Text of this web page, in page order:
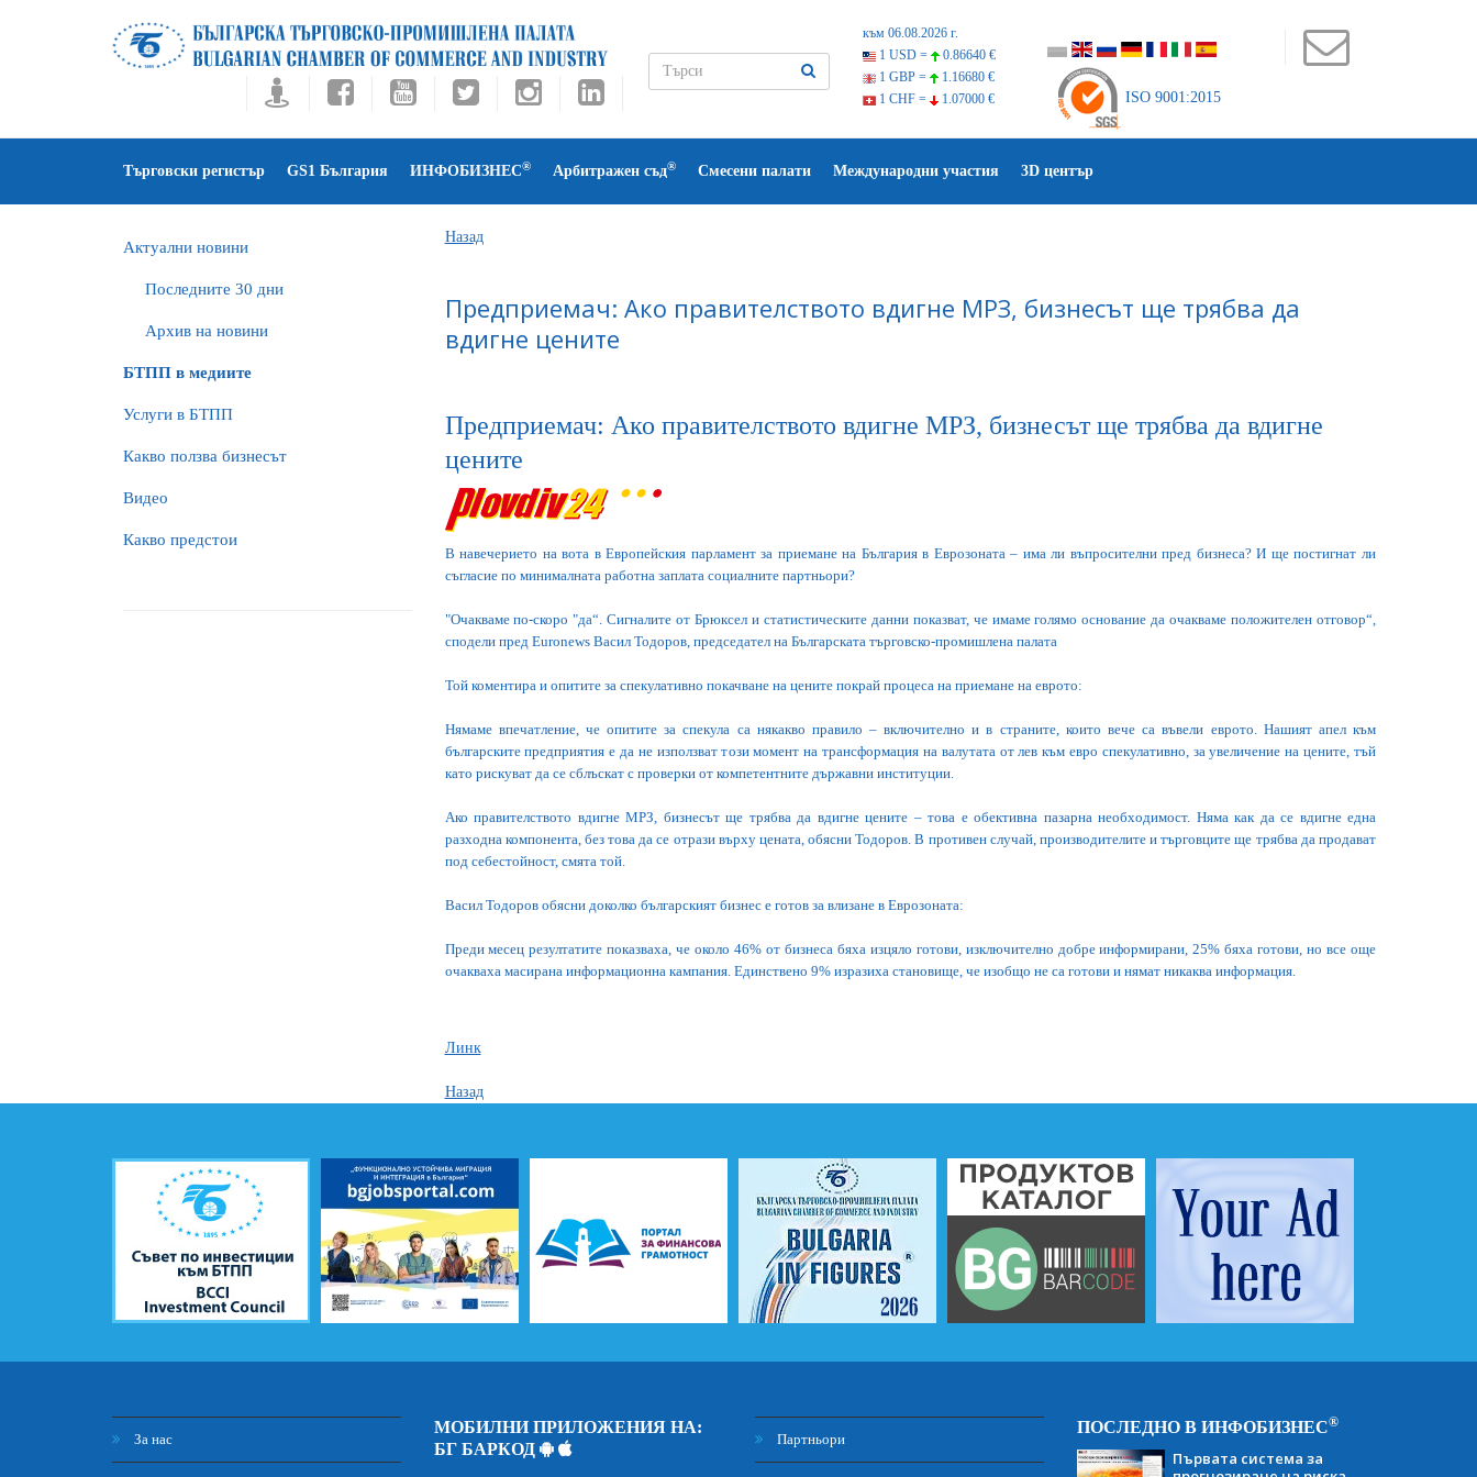
към 06.08.2026 г.
1 USD =
0.86640 €
1 GBP =
1.16680 €
1 CHF =
1.07000 € ISO 9001:2015
Търговски регистър GS1 България ИНФОБИЗНЕС® Арбитражен съд® Смесени палати Международни участия 3D център
Актуални новини
Последните 30 дни
Архив на новини
БTПП в медиите
Услуги в БТПП
Какво ползва бизнесът
Видео
Какво предстои
Назад
Предприемач: Ако правителството вдигне МРЗ, бизнесът ще трябва да
вдигне цените
Предприемач: Ако правителството вдигне МРЗ, бизнесът ще трябва да вдигне
цените
В навечерието на вота в Европейския парламент за приемане на България в Еврозоната – има ли въпросителни пред бизнеса? И ще постигнат ли
съгласие по минималната работна заплата социалните партньори?
"Очакваме по-скоро "да“. Сигналите от Брюксел и статистическите данни показват, че имаме голямо основание да очакваме положителен отговор“,
сподели пред Euronews Васил Тодоров, председател на Българската търговско-промишлена палата
Той коментира и опитите за спекулативно покачване на цените покрай процеса на приемане на еврото:
Нямаме впечатление, че опитите за спекула са някакво правило – включително и в страните, които вече са въвели еврото. Нашият апел към
българските предприятия е да не използват този момент на трансформация на валутата от лев към евро спекулативно, за увеличение на цените, тъй
като рискуват да се сблъскат с проверки от компетентните държавни институции.
Ако правителството вдигне МРЗ, бизнесът ще трябва да вдигне цените – това е обективна пазарна необходимост. Няма как да се вдигне една
разходна компонента, без това да се отрази върху цената, обясни Тодоров. В противен случай, производителите и търговците ще трябва да продават
под себестойност, смята той.
Васил Тодоров обясни доколко българският бизнес е готов за влизане в Еврозоната:
Преди месец резултатите показваха, че около 46% от бизнеса бяха изцяло готови, изключително добре информирани, 25% бяха готови, но все още
очакваха масирана информационна кампания. Единствено 9% изразиха становище, че изобщо не са готови и нямат никаква информация.
Линк
Назад
За нас
МОБИЛНИ ПРИЛОЖЕНИЯ НА:
БГ БАРКОД
Партньори
ПОСЛЕДНО В ИНФОБИЗНЕС®
Първата система за